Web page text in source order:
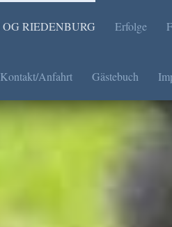
RIEDENBURG Erfolge
Kontakt/Anfahrt Gästebuch